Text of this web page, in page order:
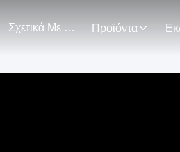
Σχετικά Με Εμάς Προϊόντα